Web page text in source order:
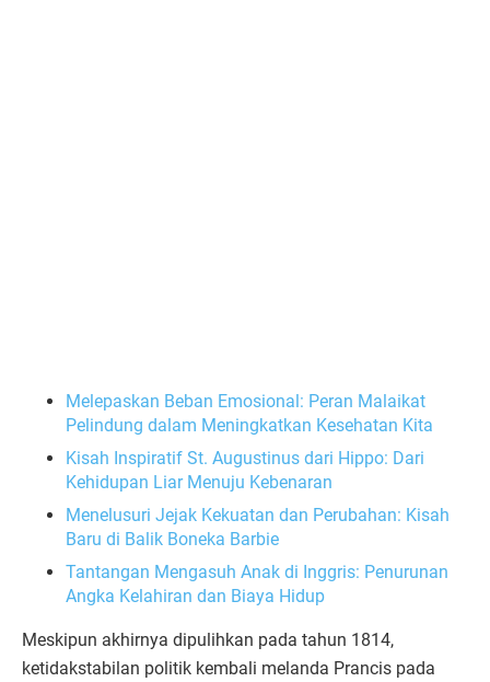
Melepaskan Beban Emosional: Peran Malaikat
Pelindung dalam Meningkatkan Kesehatan Kita
Kisah Inspiratif St. Augustinus dari Hippo: Dari
Kehidupan Liar Menuju Kebenaran
Menelusuri Jejak Kekuatan dan Perubahan: Kisah
Baru di Balik Boneka Barbie
Tantangan Mengasuh Anak di Inggris: Penurunan
Angka Kelahiran dan Biaya Hidup
Meskipun akhirnya dipulihkan pada tahun 1814,
ketidakstabilan politik kembali melanda Prancis pada